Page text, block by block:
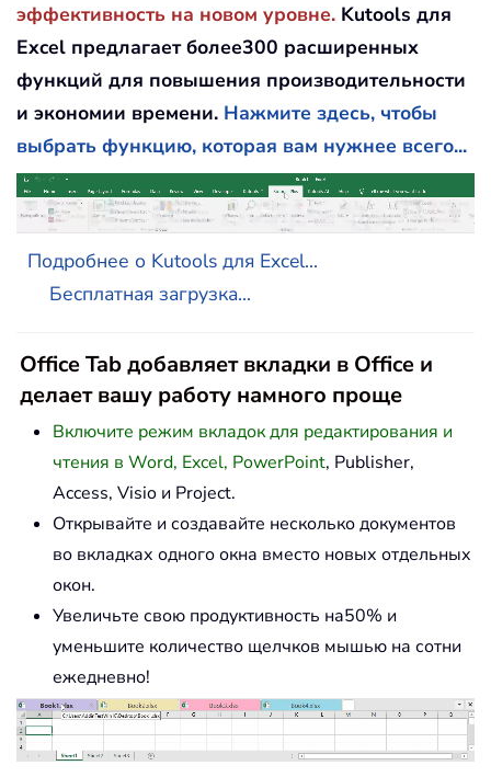
эффективность на новом уровне. Kutools для
Excel предлагает более300 расширенных
функций для повышения производительности
и экономии времени. Нажмите здесь, чтобы
выбрать функцию, которая вам нужнее всего...
Подробнее о Kutools для Excel...
Бесплатная загрузка...
Office Tab добавляет вкладки в Office и
делает вашу работу намного проще
Включите режим вкладок для редактирования и
чтения в Word, Excel, PowerPoint, Publisher,
Access, Visio и Project.
Открывайте и создавайте несколько документов
во вкладках одного окна вместо новых отдельных
окон.
Увеличьте свою продуктивность на50% и
уменьшите количество щелчков мышью на сотни
ежедневно!